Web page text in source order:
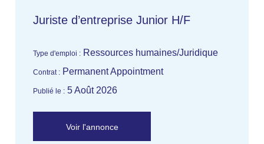
Juriste d’entreprise Junior H/F
Type d'emploi : Ressources humaines/Juridique
Contrat : Permanent Appointment
Publié le : 5 Août 2026
Voir l'annonce